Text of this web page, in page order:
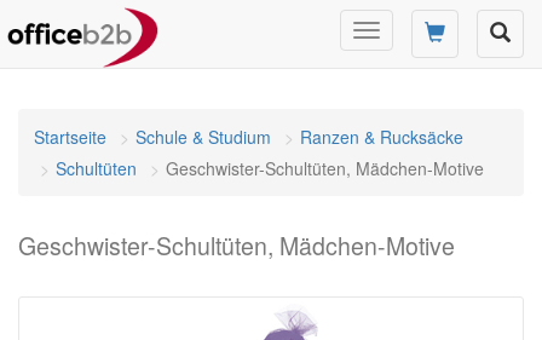
Navigation
umschalten
Startseite Schule & Studium
Ranzen & Rucksäcke
Schultüten
Geschwister-Schultüten, Mädchen-Motive
Geschwister-Schultüten, Mädchen-Motive